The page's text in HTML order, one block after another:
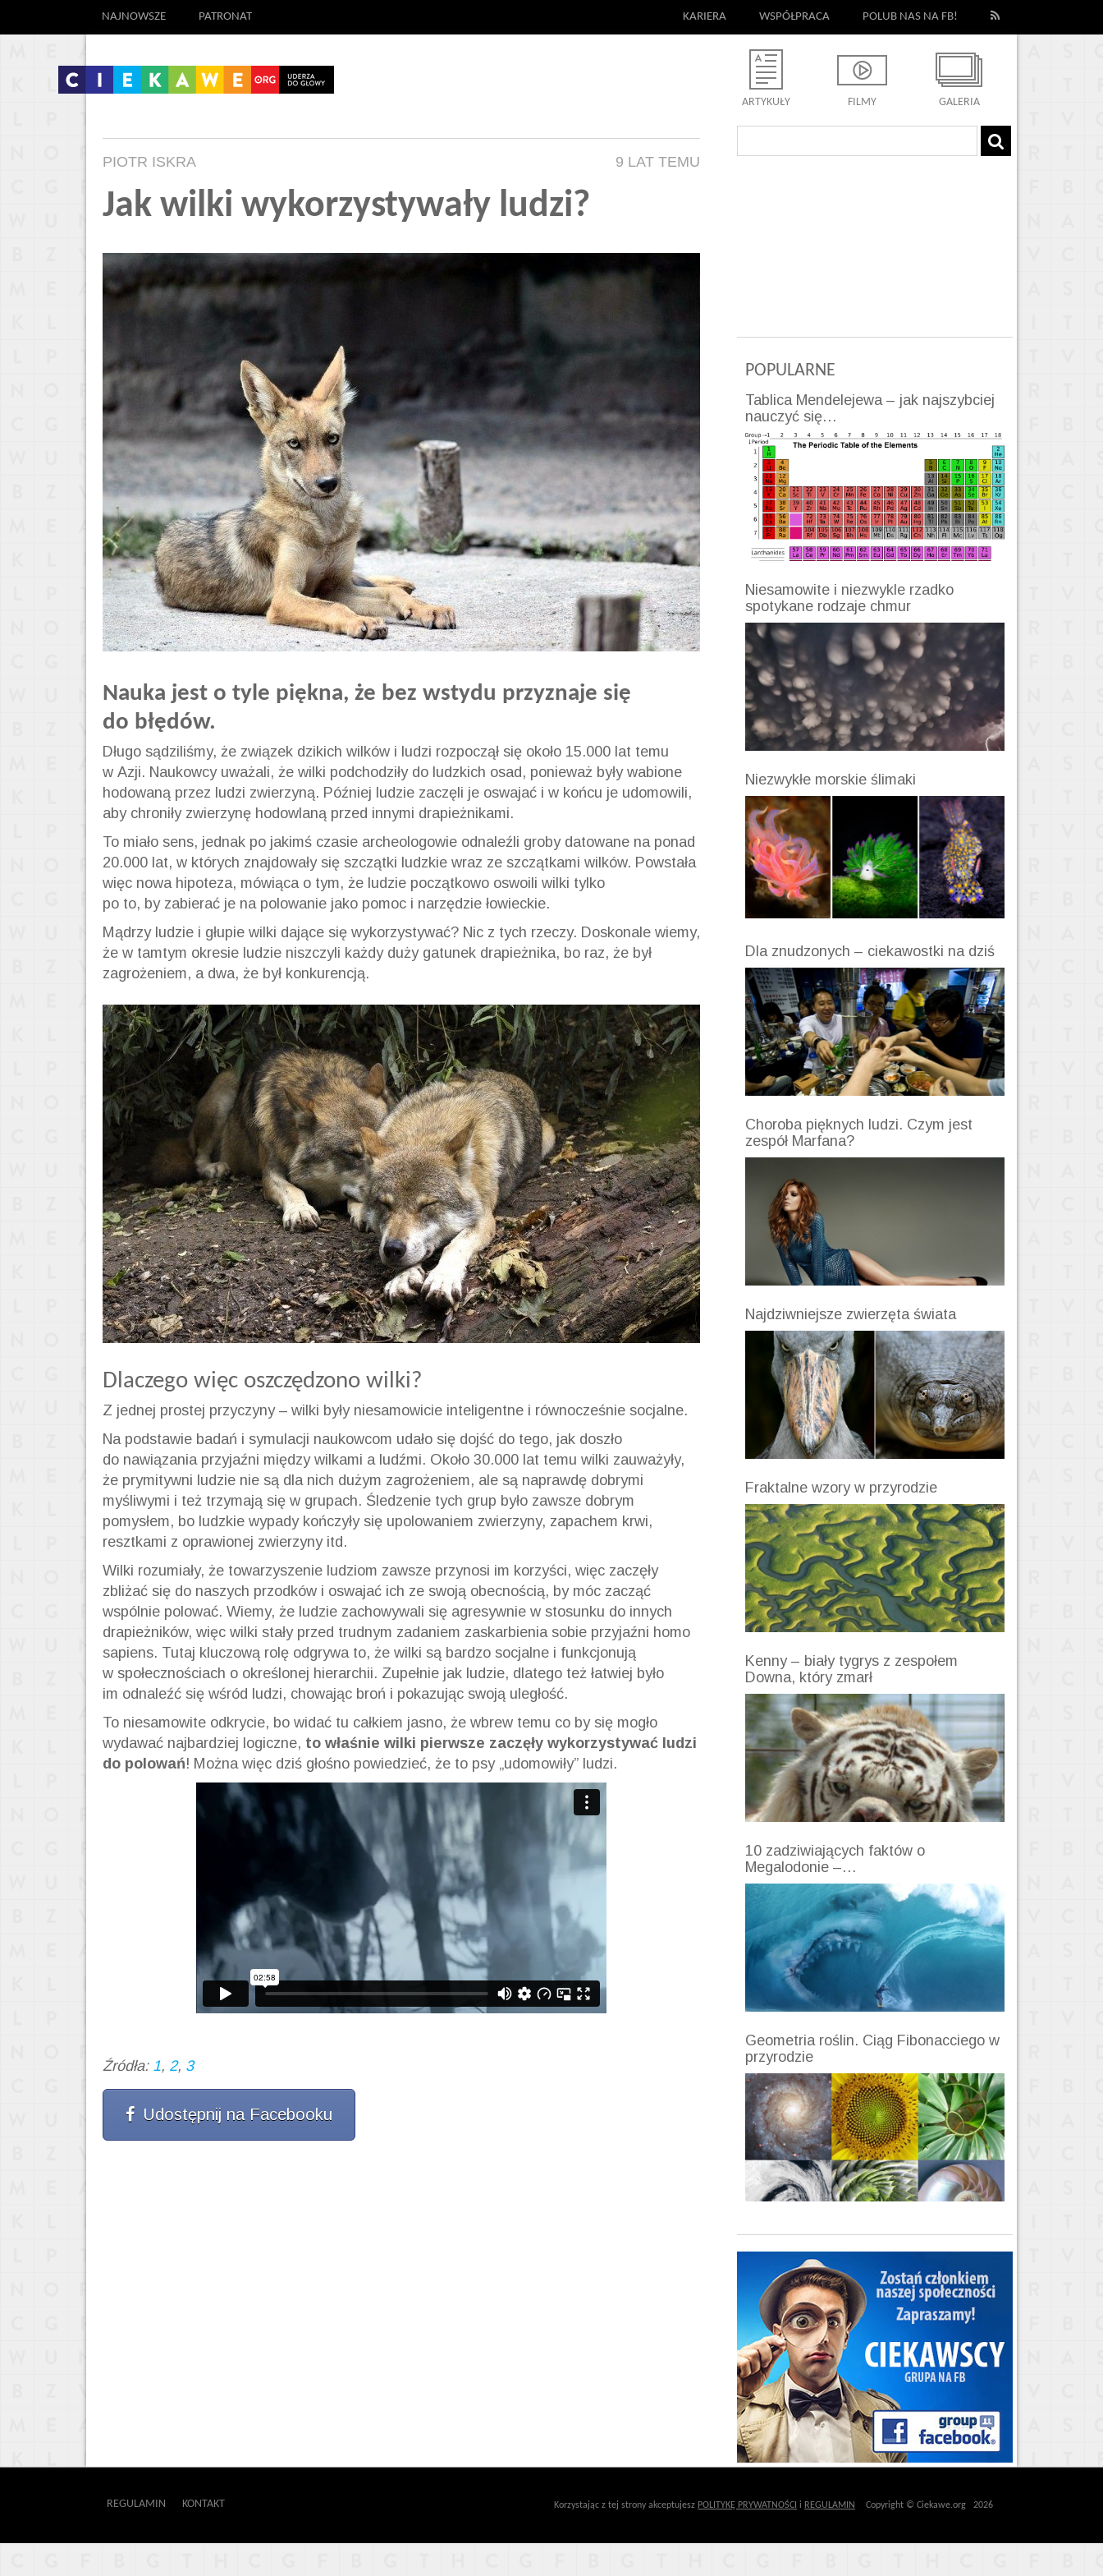
NAJNOWSZE PATRONAT KARIERA WSPÓŁPRACA POLUB NAS NA FB!
ARTYKUŁY FILMY GALERIA
PIOTR ISKRA 9 LAT TEMU
Jak wilki wykorzystywały ludzi?
Nauka jest o tyle piękna, że bez wstydu przyznaje się
do błędów.
Długo sądziliśmy, że związek dzikich wilków i ludzi rozpoczął się około 15.000 lat temu
w Azji. Naukowcy uważali, że wilki podchodziły do ludzkich osad, ponieważ były wabione
hodowaną przez ludzi zwierzyną. Później ludzie zaczęli je oswajać i w końcu je udomowili,
aby chroniły zwierzynę hodowlaną przed innymi drapieżnikami.
To miało sens, jednak po jakimś czasie archeologowie odnaleźli groby datowane na ponad
20.000 lat, w których znajdowały się szczątki ludzkie wraz ze szczątkami wilków. Powstała
więc nowa hipoteza, mówiąca o tym, że ludzie początkowo oswoili wilki tylko
po to, by zabierać je na polowanie jako pomoc i narzędzie łowieckie.
Mądrzy ludzie i głupie wilki dające się wykorzystywać? Nic z tych rzeczy. Doskonale wiemy,
że w tamtym okresie ludzie niszczyli każdy duży gatunek drapieżnika, bo raz, że był
zagrożeniem, a dwa, że był konkurencją.
Dlaczego więc oszczędzono wilki?
Z jednej prostej przyczyny – wilki były niesamowicie inteligentne i równocześnie socjalne.
Na podstawie badań i symulacji naukowcom udało się dojść do tego, jak doszło
do nawiązania przyjaźni między wilkami a ludźmi. Około 30.000 lat temu wilki zauważyły,
że prymitywni ludzie nie są dla nich dużym zagrożeniem, ale są naprawdę dobrymi
myśliwymi i też trzymają się w grupach. Śledzenie tych grup było zawsze dobrym
pomysłem, bo ludzkie wypady kończyły się upolowaniem zwierzyny, zapachem krwi,
resztkami z oprawionej zwierzyny itd.
Wilki rozumiały, że towarzyszenie ludziom zawsze przynosi im korzyści, więc zaczęły
zbliżać się do naszych przodków i oswajać ich ze swoją obecnością, by móc zacząć
wspólnie polować. Wiemy, że ludzie zachowywali się agresywnie w stosunku do innych
drapieżników, więc wilki stały przed trudnym zadaniem zaskarbienia sobie przyjaźni homo
sapiens. Tutaj kluczową rolę odgrywa to, że wilki są bardzo socjalne i funkcjonują
w społecznościach o określonej hierarchii. Zupełnie jak ludzie, dlatego też łatwiej było
im odnaleźć się wśród ludzi, chowając broń i pokazując swoją uległość.
To niesamowite odkrycie, bo widać tu całkiem jasno, że wbrew temu co by się mogło
wydawać najbardziej logiczne, to właśnie wilki pierwsze zaczęły wykorzystywać ludzi
do polowań! Można więc dziś głośno powiedzieć, że to psy „udomowiły” ludzi.
Źródła: 1, 2, 3
Udostępnij na Facebooku
POPULARNE
Tablica Mendelejewa – jak najszybciej
nauczyć się…
Niesamowite i niezwykle rzadko
spotykane rodzaje chmur
Niezwykłe morskie ślimaki
Dla znudzonych – ciekawostki na dziś
Choroba pięknych ludzi. Czym jest
zespół Marfana?
Najdziwniejsze zwierzęta świata
Fraktalne wzory w przyrodzie
Kenny – biały tygrys z zespołem
Downa, który zmarł
10 zadziwiających faktów o
Megalodonie –…
Geometria roślin. Ciąg Fibonacciego w
przyrodzie
REGULAMIN KONTAKT Korzystając z tej strony akceptujesz POLITYKĘ PRYWATNOŚCI i REGULAMIN Copyright © Ciekawe.org 2026